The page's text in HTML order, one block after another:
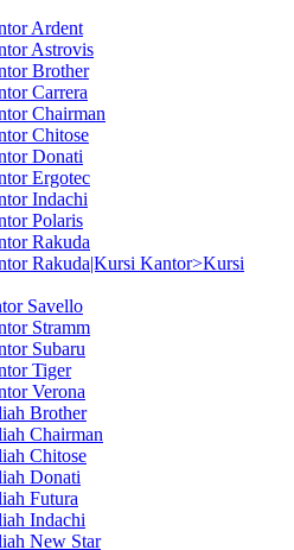
Ardent
Astrovis
Brother
Carrera
Chairman
Chitose
Donati
Ergotec
Indachi
Polaris
Rakuda
Rakuda|Kursi Kantor>Kursi
Savello
Stramm
Subaru
Tiger
Verona
Brother
Chairman
Chitose
Donati
Futura
Indachi
New Star